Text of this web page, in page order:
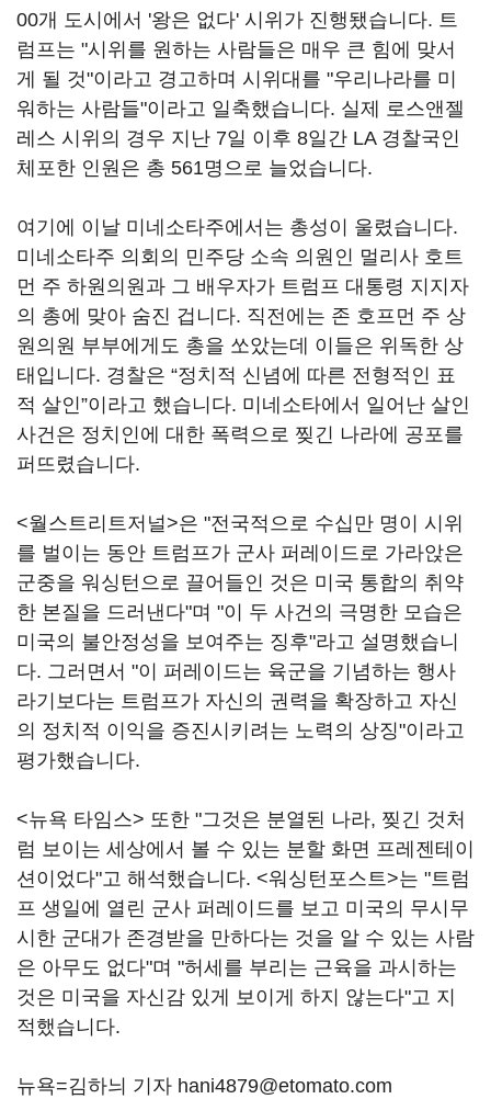
00개 도시에서 '왕은 없다' 시위가 진행됐습니다. 트
럼프는 "시위를 원하는 사람들은 매우 큰 힘에 맞서
게 될 것"이라고 경고하며 시위대를 "우리나라를 미
워하는 사람들"이라고 일축했습니다. 실제 로스앤젤
레스 시위의 경우 지난 7일 이후 8일간 LA 경찰국인
체포한 인원은 총 561명으로 늘었습니다.
여기에 이날 미네소타주에서는 총성이 울렸습니다.
미네소타주 의회의 민주당 소속 의원인 멀리사 호트
먼 주 하원의원과 그 배우자가 트럼프 대통령 지지자
의 총에 맞아 숨진 겁니다. 직전에는 존 호프먼 주 상
원의원 부부에게도 총을 쏘았는데 이들은 위독한 상
태입니다. 경찰은 “정치적 신념에 따른 전형적인 표
적 살인”이라고 했습니다. 미네소타에서 일어난 살인
사건은 정치인에 대한 폭력으로 찢긴 나라에 공포를
퍼뜨렸습니다.
<월스트리트저널>은 "전국적으로 수십만 명이 시위
를 벌이는 동안 트럼프가 군사 퍼레이드로 가라앉은
군중을 워싱턴으로 끌어들인 것은 미국 통합의 취약
한 본질을 드러낸다"며 "이 두 사건의 극명한 모습은
미국의 불안정성을 보여주는 징후"라고 설명했습니
다. 그러면서 "이 퍼레이드는 육군을 기념하는 행사
라기보다는 트럼프가 자신의 권력을 확장하고 자신
의 정치적 이익을 증진시키려는 노력의 상징"이라고
평가했습니다.
<뉴욕 타임스> 또한 "그것은 분열된 나라, 찢긴 것처
럼 보이는 세상에서 볼 수 있는 분할 화면 프레젠테이
션이었다"고 해석했습니다. <워싱턴포스트>는 "트럼
프 생일에 열린 군사 퍼레이드를 보고 미국의 무시무
시한 군대가 존경받을 만하다는 것을 알 수 있는 사람
은 아무도 없다"며 "허세를 부리는 근육을 과시하는
것은 미국을 자신감 있게 보이게 하지 않는다"고 지
적했습니다.
뉴욕=김하늬 기자 hani4879@etomato.com